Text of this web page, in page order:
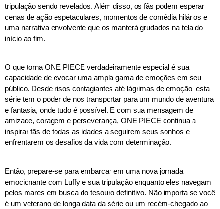
tripulação sendo revelados. Além disso, os fãs podem esperar
cenas de ação espetaculares, momentos de comédia hilários e
uma narrativa envolvente que os manterá grudados na tela do
início ao fim.
O que torna ONE PIECE verdadeiramente especial é sua
capacidade de evocar uma ampla gama de emoções em seu
público. Desde risos contagiantes até lágrimas de emoção, esta
série tem o poder de nos transportar para um mundo de aventura
e fantasia, onde tudo é possível. E com sua mensagem de
amizade, coragem e perseverança, ONE PIECE continua a
inspirar fãs de todas as idades a seguirem seus sonhos e
enfrentarem os desafios da vida com determinação.
Então, prepare-se para embarcar em uma nova jornada
emocionante com Luffy e sua tripulação enquanto eles navegam
pelos mares em busca do tesouro definitivo. Não importa se você
é um veterano de longa data da série ou um recém-chegado ao